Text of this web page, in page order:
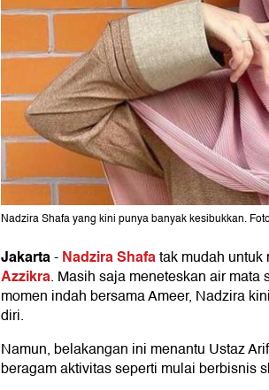
Nadzira Shafa yang kini punya banyak kesibukkan.
Jakarta-Nadzira Shafatak mudah
Azzikra. Masih saja meneteskan air mata
momen indah bersama Ameer, Nadzira
diri.
Namun, belakangan ini menantu Ustaz
beragam aktivitas seperti mulai berbisnis